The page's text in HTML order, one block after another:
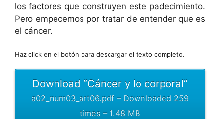
los factores que construyen este padecimiento.
Pero empecemos por tratar de entender que es
el cáncer.
Haz click en el botón para descargar el texto completo.
Download “Cáncer y lo corporal”
a02_num03_art06.pdf – Downloaded 259
times – 1.48 MB